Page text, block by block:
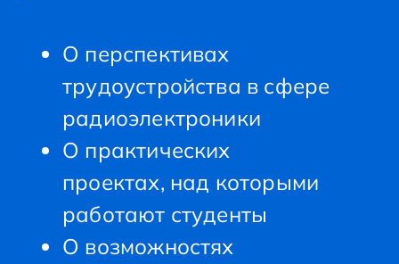
О перспективах
трудоустройства в сфере
радиоэлектроники
О практических
проектах, над которыми
работают студенты
О возможностях